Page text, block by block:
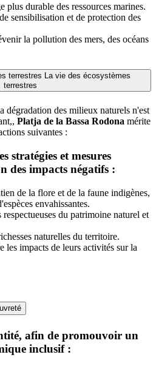
plus durable des ressources marines.
sensibilisation et de protection des
la pollution des mers, des océans
La vie des écosystèmes
terrestres
dégradation des milieux naturels n'est
Platja de la Bassa Rodona mérite
suivantes :
stratégies et mesures
des impacts négatifs :
de la flore et de la faune indigènes,
envahissantes.
du patrimoine naturel et
naturelles du territoire.
les impacts de leurs activités sur la
afin de promouvoir un
inclusif :